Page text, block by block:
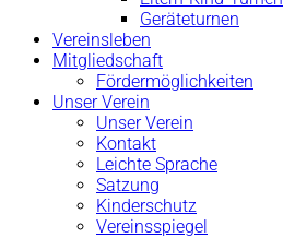
Geräteturnen
Vereinsleben
Mitgliedschaft
Fördermöglichkeiten
Unser Verein
Unser Verein
Kontakt
Leichte Sprache
Satzung
Kinderschutz
Vereinsspiegel